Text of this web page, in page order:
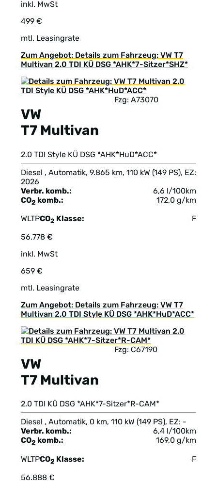
inkl. MwSt
499 €
mtl. Leasingrate
Zum Angebot: Details zum Fahrzeug: VW T7
Multivan 2.0 TDI KÜ DSG *AHK*7-Sitzer*SHZ*
VW
T7 Multivan
Fzg: A73070
2.0 TDI Style KÜ DSG *AHK*HuD*ACC*
Diesel , Automatik, 9.865 km, 110 kW (149 PS), EZ:
2026
Verbr. komb.:
6,6 l/100km
CO2 komb.: 172,0 g/km
WLTPCO2 Klasse: F
56.778 €
inkl. MwSt
659 €
mtl. Leasingrate
Zum Angebot: Details zum Fahrzeug: VW T7
Multivan 2.0 TDI Style KÜ DSG *AHK*HuD*ACC*
VW
T7 Multivan
Fzg: C67190
2.0 TDI KÜ DSG *AHK*7-Sitzer*R-CAM*
Diesel , Automatik, 0 km, 110 kW (149 PS), EZ: -
Verbr. komb.:
6,4 l/100km
CO2 komb.: 169,0 g/km
WLTPCO2 Klasse: F
56.888 €